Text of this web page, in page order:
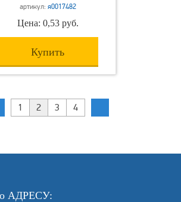
артикул: я0017482
Цена: 0,53 руб.
Купить
1 2 3 4
АДРЕСУ: